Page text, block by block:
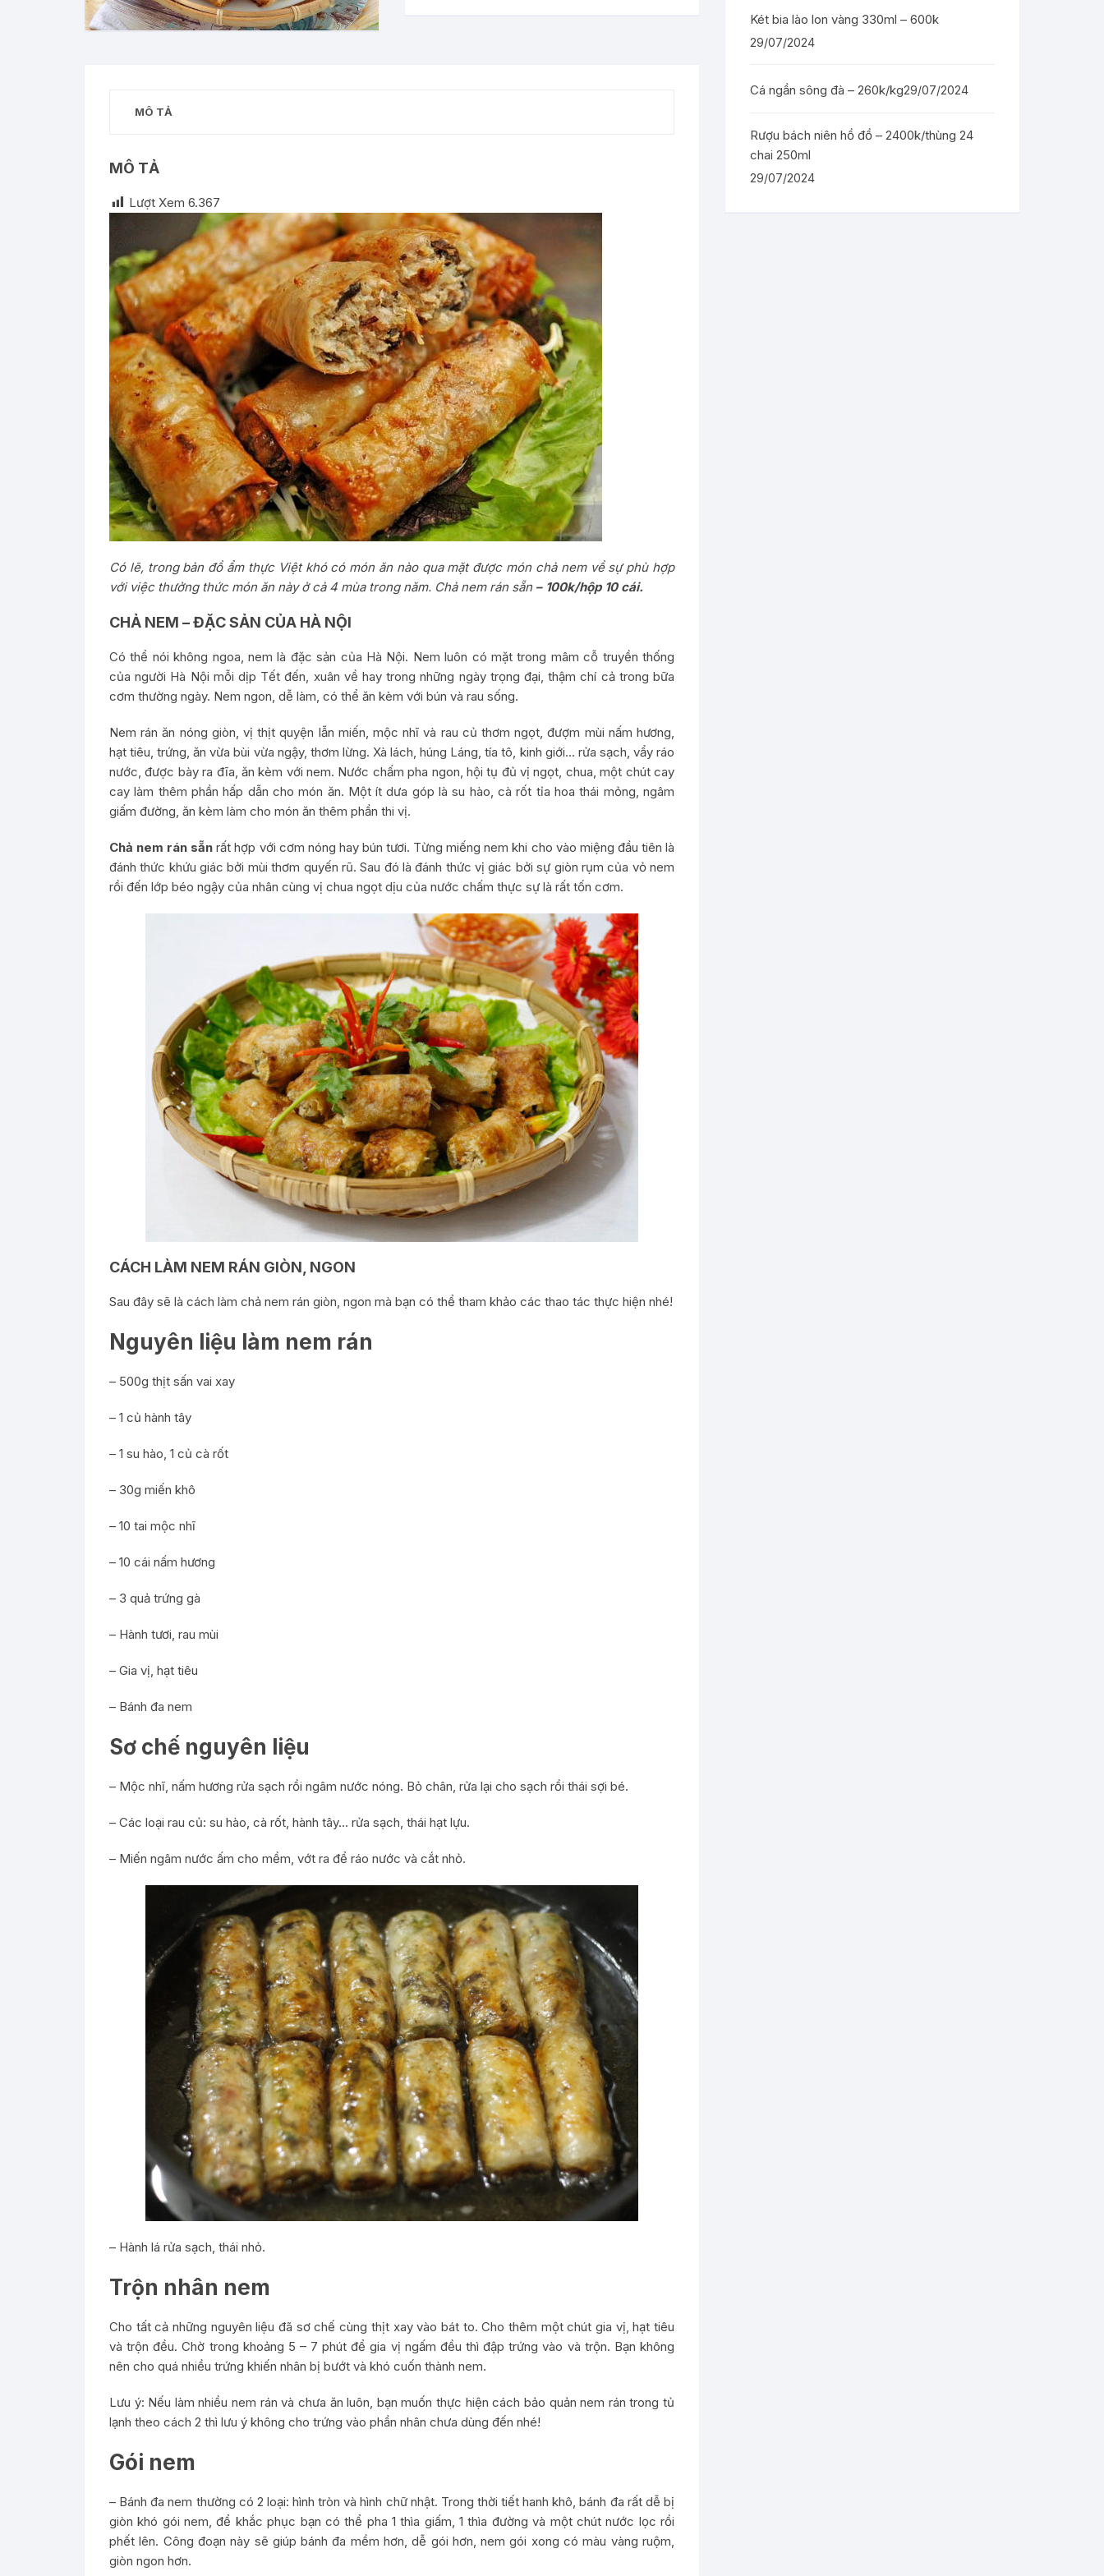
MÔ TẢ
MÔ TẢ
Lượt Xem 6.367
Có lẽ, trong bản đồ ẩm thực Việt khó có món ăn nào qua mặt được món chả nem về sự phù hợp
với việc thưởng thức món ăn này ở cả 4 mùa trong năm. Chả nem rán sẵn – 100k/hộp 10 cái.
CHẢ NEM – ĐẶC SẢN CỦA HÀ NỘI
Có thể nói không ngoa, nem là đặc sản của Hà Nội. Nem luôn có mặt trong mâm cỗ truyền thống
của người Hà Nội mỗi dịp Tết đến, xuân về hay trong những ngày trọng đại, thậm chí cả trong bữa
cơm thường ngày. Nem ngon, dễ làm, có thể ăn kèm với bún và rau sống.
Nem rán ăn nóng giòn, vị thịt quyện lẫn miến, mộc nhĩ và rau củ thơm ngọt, đượm mùi nấm hương,
hạt tiêu, trứng, ăn vừa bùi vừa ngậy, thơm lừng. Xà lách, húng Láng, tía tô, kinh giới… rửa sạch, vẩy ráo
nước, được bày ra đĩa, ăn kèm với nem. Nước chấm pha ngon, hội tụ đủ vị ngọt, chua, một chút cay
cay làm thêm phần hấp dẫn cho món ăn. Một ít dưa góp là su hào, cà rốt tỉa hoa thái mỏng, ngâm
giấm đường, ăn kèm làm cho món ăn thêm phần thi vị.
Chả nem rán sẵn rất hợp với cơm nóng hay bún tươi. Từng miếng nem khi cho vào miệng đầu tiên là
đánh thức khứu giác bởi mùi thơm quyến rũ. Sau đó là đánh thức vị giác bởi sự giòn rụm của vỏ nem
rồi đến lớp béo ngậy của nhân cùng vị chua ngọt dịu của nước chấm thực sự là rất tốn cơm.
CÁCH LÀM NEM RÁN GIÒN, NGON
Sau đây sẽ là cách làm chả nem rán giòn, ngon mà bạn có thể tham khảo các thao tác thực hiện nhé!
Nguyên liệu làm nem rán
– 500g thịt sấn vai xay
– 1 củ hành tây
– 1 su hào, 1 củ cà rốt
– 30g miến khô
– 10 tai mộc nhĩ
– 10 cái nấm hương
– 3 quả trứng gà
– Hành tươi, rau mùi
– Gia vị, hạt tiêu
– Bánh đa nem
Sơ chế nguyên liệu
– Mộc nhĩ, nấm hương rửa sạch rồi ngâm nước nóng. Bỏ chân, rửa lại cho sạch rồi thái sợi bé.
– Các loại rau củ: su hào, cà rốt, hành tây… rửa sạch, thái hạt lựu.
– Miến ngâm nước ấm cho mềm, vớt ra để ráo nước và cắt nhỏ.
– Hành lá rửa sạch, thái nhỏ.
Trộn nhân nem
Cho tất cả những nguyên liệu đã sơ chế cùng thịt xay vào bát to. Cho thêm một chút gia vị, hạt tiêu
và trộn đều. Chờ trong khoảng 5 – 7 phút để gia vị ngấm đều thì đập trứng vào và trộn. Bạn không
nên cho quá nhiều trứng khiến nhân bị bướt và khó cuốn thành nem.
Lưu ý: Nếu làm nhiều nem rán và chưa ăn luôn, bạn muốn thực hiện cách bảo quản nem rán trong tủ
lạnh theo cách 2 thì lưu ý không cho trứng vào phần nhân chưa dùng đến nhé!
Gói nem
– Bánh đa nem thường có 2 loại: hình tròn và hình chữ nhật. Trong thời tiết hanh khô, bánh đa rất dễ bị
giòn khó gói nem, để khắc phục bạn có thể pha 1 thìa giấm, 1 thìa đường và một chút nước lọc rồi
phết lên. Công đoạn này sẽ giúp bánh đa mềm hơn, dễ gói hơn, nem gói xong có màu vàng ruộm,
giòn ngon hơn.
Két bia lào lon vàng 330ml – 600k
29/07/2024
Cá ngần sông đà – 260k/kg29/07/2024
Rượu bách niên hồ đồ – 2400k/thùng 24
chai 250ml
29/07/2024